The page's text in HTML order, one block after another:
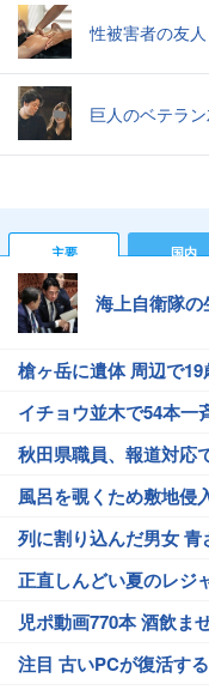
性被害者の友人
巨人のベテラ
主要 国内
海上自衛隊
槍ヶ岳に遺体 周辺で19
イチョウ並木で54本一
秋田県職員、報道対応
風呂を覗くため敷地侵
列に割り込んだ男女 青
正直しんどい夏のレジ
児ポ動画770本 酒飲ま
注目 古いPCが復活す